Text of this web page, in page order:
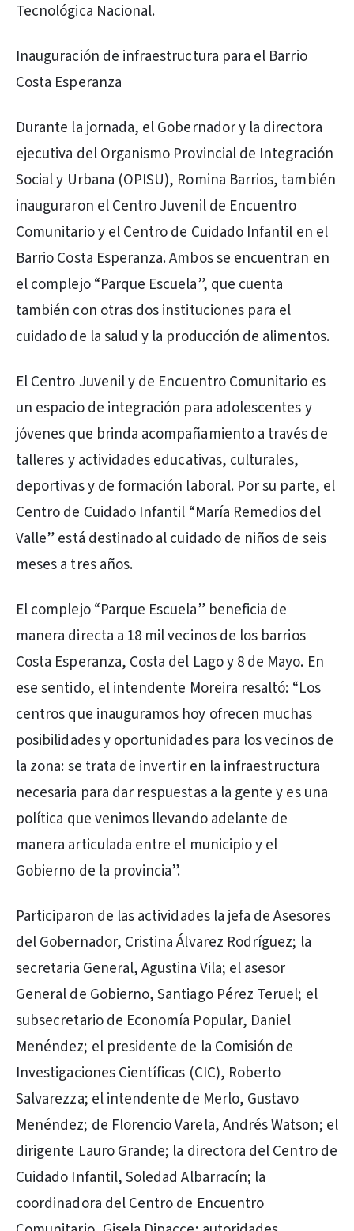
Tecnológica Nacional.
Inauguración de infraestructura para el Barrio
Costa Esperanza
Durante la jornada, el Gobernador y la directora
ejecutiva del Organismo Provincial de Integración
Social y Urbana (OPISU), Romina Barrios, también
inauguraron el Centro Juvenil de Encuentro
Comunitario y el Centro de Cuidado Infantil en el
Barrio Costa Esperanza. Ambos se encuentran en
el complejo “Parque Escuela”, que cuenta
también con otras dos instituciones para el
cuidado de la salud y la producción de alimentos.
El Centro Juvenil y de Encuentro Comunitario es
un espacio de integración para adolescentes y
jóvenes que brinda acompañamiento a través de
talleres y actividades educativas, culturales,
deportivas y de formación laboral. Por su parte, el
Centro de Cuidado Infantil “María Remedios del
Valle” está destinado al cuidado de niños de seis
meses a tres años.
El complejo “Parque Escuela” beneficia de
manera directa a 18 mil vecinos de los barrios
Costa Esperanza, Costa del Lago y 8 de Mayo. En
ese sentido, el intendente Moreira resaltó: “Los
centros que inauguramos hoy ofrecen muchas
posibilidades y oportunidades para los vecinos de
la zona: se trata de invertir en la infraestructura
necesaria para dar respuestas a la gente y es una
política que venimos llevando adelante de
manera articulada entre el municipio y el
Gobierno de la provincia”.
Participaron de las actividades la jefa de Asesores
del Gobernador, Cristina Álvarez Rodríguez; la
secretaria General, Agustina Vila; el asesor
General de Gobierno, Santiago Pérez Teruel; el
subsecretario de Economía Popular, Daniel
Menéndez; el presidente de la Comisión de
Investigaciones Científicas (CIC), Roberto
Salvarezza; el intendente de Merlo, Gustavo
Menéndez; de Florencio Varela, Andrés Watson; el
dirigente Lauro Grande; la directora del Centro de
Cuidado Infantil, Soledad Albarracín; la
coordinadora del Centro de Encuentro